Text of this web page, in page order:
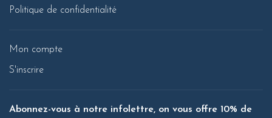
Politique de confidentialité
Mon compte
S'inscrire
Abonnez-vous à notre infolettre, on vous offre 10% de